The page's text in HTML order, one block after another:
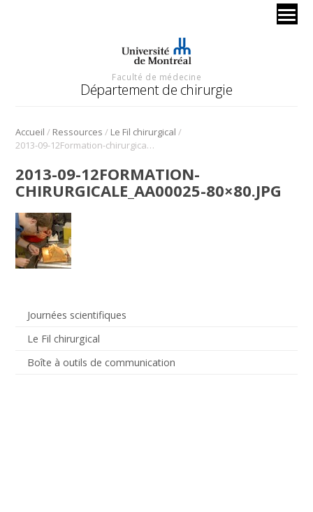
Faculté de médecine
Département de chirurgie
Accueil / Ressources / Le Fil chirurgical /
2013-09-12Formation-chirurgicale_AA00025-80×80.jpg
Journées scientifiques
Le Fil chirurgical
Boîte à outils de communication
2013-09-12FORMATION-
CHIRURGICALE_AA00025-80×80.JPG